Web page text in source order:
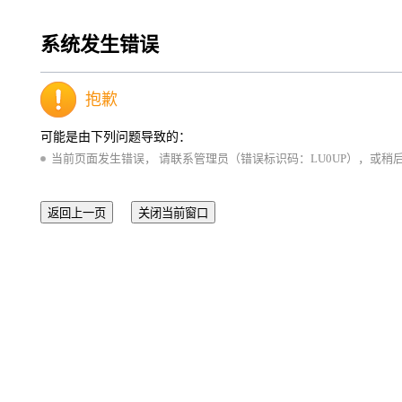
系统发生错误
抱歉
可能是由下列问题导致的：
当前页面发生错误， 请联系管理员（错误标识码：LU0UP），或稍